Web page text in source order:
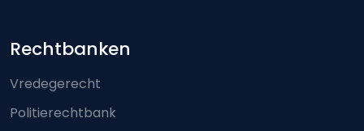
Footer-menu
Rechtbanken
Vredegerecht
Politierechtbank